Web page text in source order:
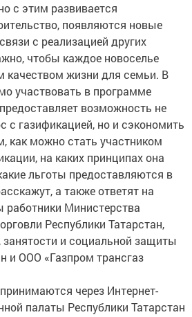
с этим развивается
появляются новые
с реализацией других
чтобы каждое новоселье
качеством жизни для семьи. В
участвовать в программе
возможность не
с газификацией, но и сэкономить
как можно стать участником
на каких принципах она
льготы предоставляются в
а также ответят на
работники Министерства
Республики Татарстан,
занятости и социальной защиты
и ООО «Газпром трансгаз
через Интернет-
палаты Республики Татарстан